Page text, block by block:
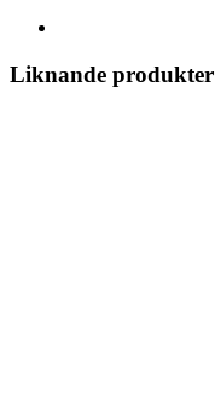
Liknande produkter